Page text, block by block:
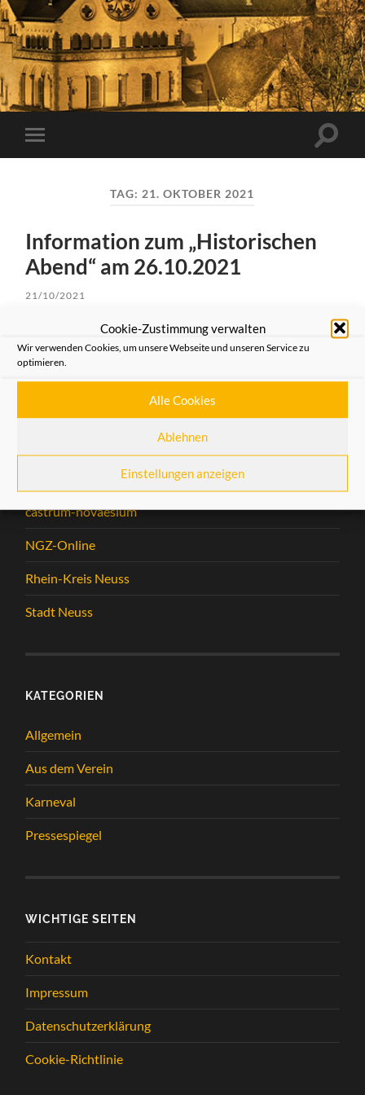
Cookie-Zustimmung verwalten
Wir verwenden Cookies, um unsere Webseite und unseren Service zu
optimieren.
Alle Cookies
Ablehnen
Einstellungen anzeigen
Mobile-
Menü
TAG: 21. OKTOBER 2021
Information zum „Historischen
Abend“ am 26.10.2021
21/10/2021
Wir freuen uns über das große Interesse an der
Veranstaltung „Historischer Abend“ 2021. Leider sind
alle verfügbaren 100 Gästeplätze vergeben. Wir haben
castrum-novaesium
NGZ-Online
Rhein-Kreis Neuss
Stadt Neuss
KATEGORIEN
Allgemein
Aus dem Verein
Karneval
Pressespiegel
WICHTIGE SEITEN
Kontakt
Impressum
Datenschutzerklärung
Cookie-Richtlinie